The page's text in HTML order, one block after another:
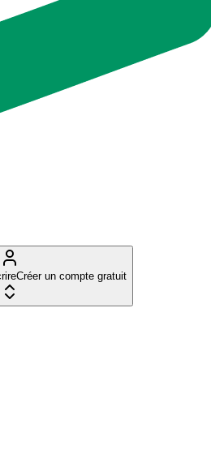
Créer un compte gratuit